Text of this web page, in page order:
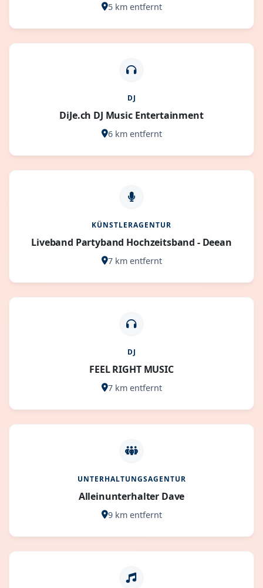
5 km entfernt
DJ
DiJe.ch DJ Music Entertainment
6 km entfernt
KÜNSTLERAGENTUR
Liveband Partyband Hochzeitsband - Deean
7 km entfernt
DJ
FEEL RIGHT MUSIC
7 km entfernt
UNTERHALTUNGSAGENTUR
Alleinunterhalter Dave
9 km entfernt